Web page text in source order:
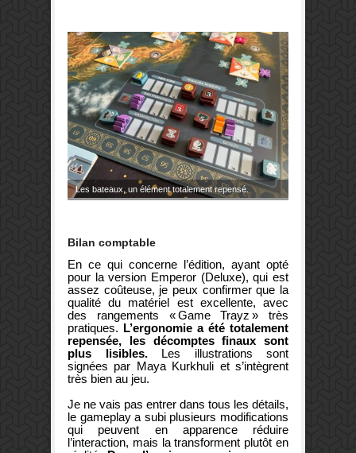
Les bateaux, un élément totalement repensé.
Bilan comptable
En ce qui concerne l’édition, ayant opté
pour la version Emperor (Deluxe), qui est
assez coûteuse, je peux confirmer que la
qualité du matériel est excellente, avec
des rangements « Game Trayz » très
pratiques. L’ergonomie a été totalement
repensée, les décomptes finaux sont
plus lisibles.Les illustrations sont
signées par Maya Kurkhuli et s’intègrent
très bien au jeu.
Je ne vais pas entrer dans tous les détails,
le gameplay a subi plusieurs modifications
qui peuvent en apparence réduire
l’interaction, mais la transforment plutôt en